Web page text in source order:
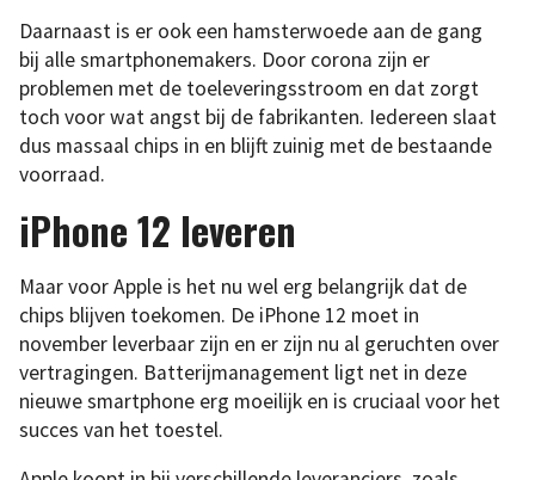
Daarnaast is er ook een hamsterwoede aan de gang
bij alle smartphonemakers. Door corona zijn er
problemen met de toeleveringsstroom en dat zorgt
toch voor wat angst bij de fabrikanten. Iedereen slaat
dus massaal chips in en blijft zuinig met de bestaande
voorraad.
iPhone 12 leveren
Maar voor Apple is het nu wel erg belangrijk dat de
chips blijven toekomen. De iPhone 12 moet in
november leverbaar zijn en er zijn nu al geruchten over
vertragingen. Batterijmanagement ligt net in deze
nieuwe smartphone erg moeilijk en is cruciaal voor het
succes van het toestel.